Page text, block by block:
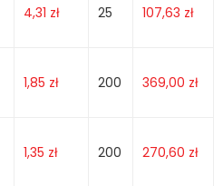
4,31 zł 25 107,63 zł
1,85 zł 200 369,00 zł
1,35 zł 200 270,60 zł